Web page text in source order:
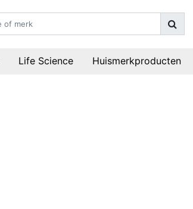
Life Science Huismerkproducten